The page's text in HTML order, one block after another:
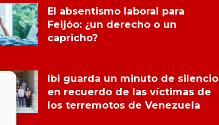
El absentismo laboral para
Feijóo: ¿un derecho o un
capricho?
Ibi guarda un minuto de silencio
en recuerdo de las víctimas de
los terremotos de Venezuela